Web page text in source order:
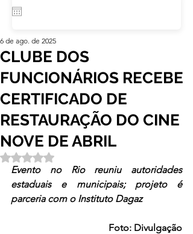
CLUBE DOS
FUNCIONÁRIOS RECEBE
CERTIFICADO DE
RESTAURAÇÃO DO CINE
NOVE DE ABRIL
6 de ago. de 2025
Avaliado com NaN de 5 estrelas.
Evento no Rio reuniu autoridades
estaduais e municipais; projeto é
parceria com o Instituto Dagaz
Foto: Divulgação